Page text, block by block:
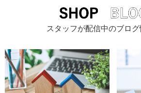
スタッフが配信中のブロ